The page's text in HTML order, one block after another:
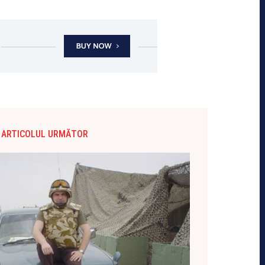
ARTICOLUL URMĂTOR